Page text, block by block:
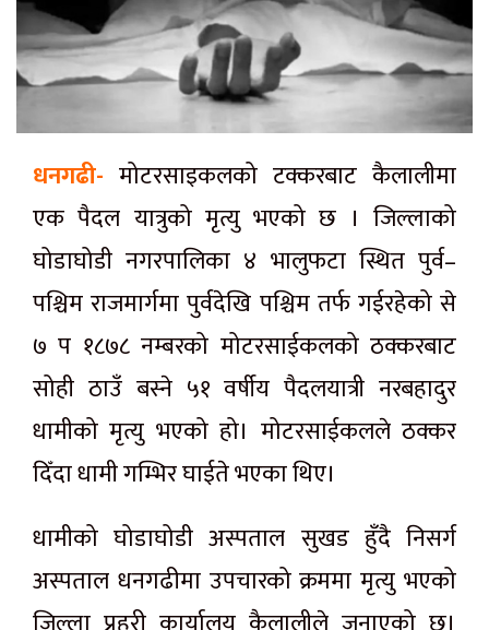
धनगढी- मोटरसाइकलको टक्करबाट कैलालीमा
एक पैदल यात्रुको मृत्यु भएको छ । जिल्लाको
घोडाघोडी नगरपालिका ४ भालुफटा स्थित पुर्व–
पश्चिम राजमार्गमा पुर्वदेखि पश्चिम तर्फ गईरहेको से
७ प १८७८ नम्बरको मोटरसाईकलको ठक्करबाट
सोही ठाउँ बस्ने ५१ वर्षीय पैदलयात्री नरबहादुर
धामीको मृत्यु भएको हो। मोटरसाईकलले ठक्कर
दिँदा धामी गम्भिर घाईते भएका थिए।
धामीको घोडाघोडी अस्पताल सुखड हुँदै निसर्ग
अस्पताल धनगढीमा उपचारको क्रममा मृत्यु भएको